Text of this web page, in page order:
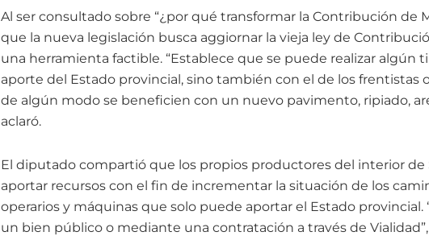
Al ser consultado sobre “¿por qué transformar la Contribución de
que la nueva legislación busca aggiornar la vieja ley de
una herramienta factible. “Establece que se puede realizar algún
aporte del Estado provincial, sino también con el de los frentistas
de algún modo se beneficien con un nuevo pavimento, ripiado,
aclaró.
El diputado compartió que los propios productores del interior
aportar recursos con el fin de incrementar la situación de los
operarios y máquinas que solo puede aportar el Estado provincial.
un bien público o mediante una contratación a través de